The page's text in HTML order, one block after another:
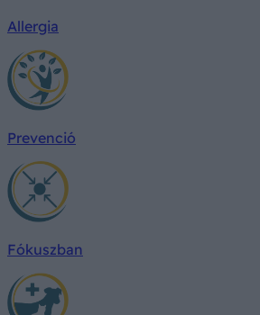
Allergia
Prevenció
Fókuszban